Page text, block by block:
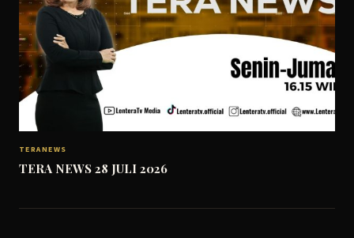
TERANEWS
TERA NEWS 28 JULI 2026